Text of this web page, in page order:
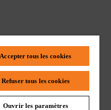
des produits
Accepter tous les cookies
Refuser tous les cookies
Ouvrir les paramètres